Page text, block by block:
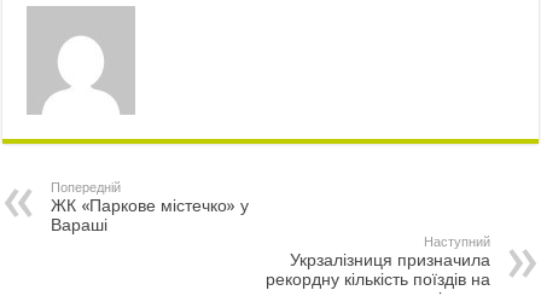
Попередній
ЖК «Паркове містечко» у
Вараші
Наступний
Укрзалізниця призначила
рекордну кількість поїздів на